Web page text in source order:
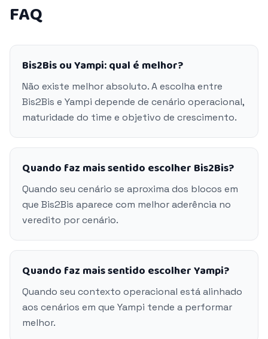
FAQ
Bis2Bis ou Yampi: qual é melhor?
Não existe melhor absoluto. A escolha entre
Bis2Bis e Yampi depende de cenário operacional,
maturidade do time e objetivo de crescimento.
Quando faz mais sentido escolher Bis2Bis?
Quando seu cenário se aproxima dos blocos em
que Bis2Bis aparece com melhor aderência no
veredito por cenário.
Quando faz mais sentido escolher Yampi?
Quando seu contexto operacional está alinhado
aos cenários em que Yampi tende a performar
melhor.